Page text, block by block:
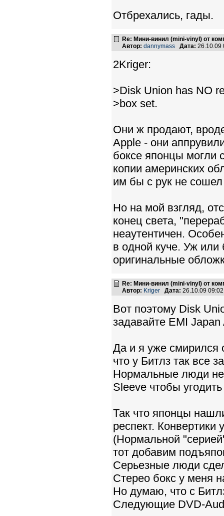
Отбрехались, гады.
Re: Мини-винил (mini-vinyl) от
Автор: dannymass Дата:
2Kriger:
>Disk Union has NO
>box set.
Они ж продают,
Apple - они
боксе японцы могли
копии америнских
им бы с рук не сошел
Но на мой взгляд,
конец света,
неаутентичен.
в одной куче. Уж
оригинальные
Re: Мини-винил (mini-vinyl) от
Автор: Kriger Дата: 26.10.09
Вот поэтому Disk
задавайте EMI Japan
Да и я уже смирился
что у Битлз так все
Нормальные люди не
Sleeve чтобы
Так что японцы
респект.
(Нормальной
тот добавим
Серьезные люди
Стерео бокс у меня
Но думаю, что с
Следующие DVD-